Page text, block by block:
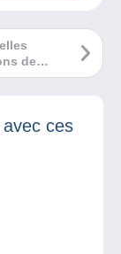
de
bande
ces